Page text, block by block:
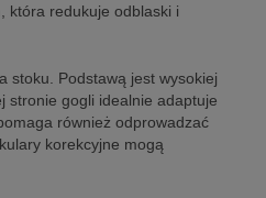
która redukuje odblaski i
stoku. Podstawą jest wysokiej
stronie gogli idealnie adaptuje
również odprowadzać
korekcyjne mogą